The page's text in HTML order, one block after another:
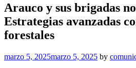
Arauco y sus brigadas
Estrategias avanzadas
forestales
marzo 5, 2025marzo 5, 2025 by